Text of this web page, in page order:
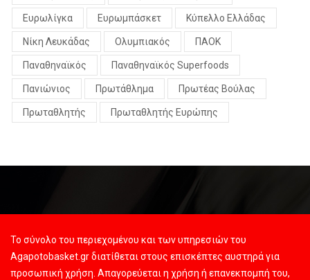
Ευρωλίγκα Ευρωμπάσκετ Κύπελλο Ελλάδας
Νίκη Λευκάδας Ολυμπιακός ΠΑΟΚ
Παναθηναϊκός Παναθηναϊκός Superfoods
Πανιώνιος Πρωτάθλημα Πρωτέας Βούλας
Πρωταθλητής Πρωταθλητής Ευρώπης
Το σύνολο του περιεχομένου και των υπηρεσιών του
Agapotobasket.gr διατίθεται στους επισκέπτες αυστηρά για
προσωπική χρήση. Απαγορεύεται η χρήση ή επανεκπομπή του,